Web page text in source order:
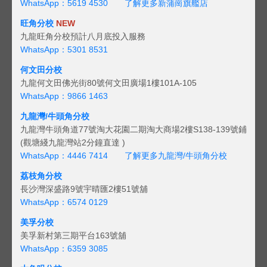
WhatsApp：5619 4530 了解更多新蒲崗旗艦店
旺角分校 NEW
九龍旺角分校預計八月底投入服務
WhatsApp：5301 8531
何文田分校
九龍何文田佛光街80號何文田廣場1樓101A-105
WhatsApp：9866 1463
九龍灣/牛頭角分校
九龍灣牛頭角道77號淘大花園二期淘大商場2樓S138-139號鋪
(觀塘綫九龍灣站2分鐘直達 )
WhatsApp：4446 7414
了解更多九龍灣/牛頭角分校
荔枝角分校
長沙灣深盛路9號宇晴匯2樓51號舖
WhatsApp：6574 0129
美孚分校
美孚新村第三期平台163號舖
WhatsApp：6359 3085